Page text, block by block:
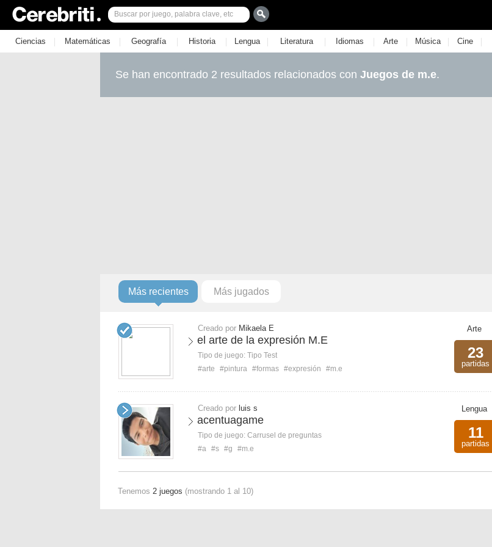
Ciencias | Matemáticas | Geografía | Historia | Lengua | Literatura | Idiomas | Arte | Música | Cine |
Se han encontrado 2 resultados relacionados con Juegos de m.e.
Más recientes Más jugados
Creado por Mikaela E
el arte de la expresión M.E
Tipo de juego: Tipo Test
#arte
#pintura #formas #expresión #m.e
Arte
23
partidas
Creado por luis s
acentuagame
Tipo de juego: Carrusel de preguntas
#a #s #g #m.e
Lengua
11
partidas
Tenemos 2 juegos (mostrando 1 al 10)